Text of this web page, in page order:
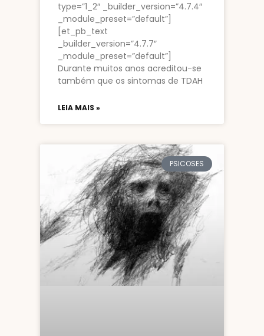
type=”1_2″ _builder_version=”4.7.4″
_module_preset=”default”]
[et_pb_text
_builder_version=”4.7.7″
_module_preset=”default”]
Durante muitos anos acreditou-se
também que os sintomas de TDAH
LEIA MAIS »
PSICOSES